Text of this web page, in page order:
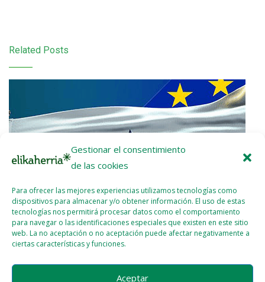
Gestionar el consentimiento
de las cookies
Para ofrecer las mejores experiencias utilizamos tecnologías como
dispositivos para almacenar y/o obtener información. El uso de estas
tecnologías nos permitirá procesar datos como el comportamiento
para navegar o las identificaciones especiales que existen en este sitio
web. La no aceptación o no aceptación puede afectar negativamente a
ciertas características y funciones.
Aceptar
Related Posts
Nota de prensa: ¡UE-Mercosur Stop!